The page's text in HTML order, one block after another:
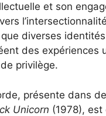
et son
diverses
des expériences
privilège.
présente dans
Unicorn (1978), est